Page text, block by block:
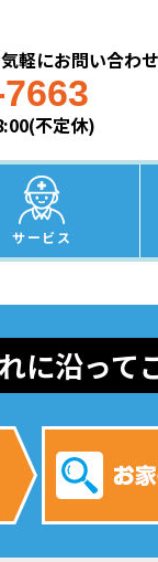
軽にお問い合わ
不定休)
サービス
に沿って